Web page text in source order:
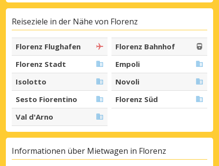
Reiseziele in der Nähe von Florenz
Florenz Flughafen
Florenz Bahnhof
Florenz Stadt
Empoli
Isolotto
Novoli
Sesto Fiorentino
Florenz Süd
Val d'Arno
Informationen über Mietwagen in Florenz